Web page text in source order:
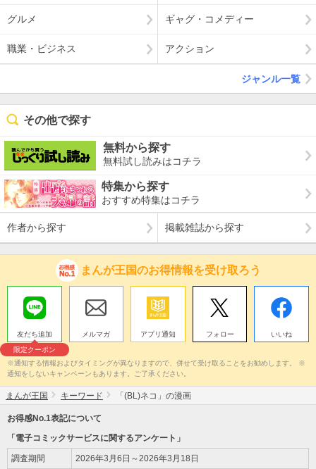
グルメ ギャグ・コメディー
職業・ビジネス アクション
ジャンル一覧
その他で探す
無料から探す
無料試し読みはコチラ
特集から探す
おすすめ特集はコチラ
作者から探す 掲載雑誌から探す
まんが王国のお得情報を受け取ろう
友だち追加
限定クーポン
メルマガ アプリ通知 フォロー いいね
※通知する情報およびタイミングが異なりますので、併せて受け取ることをお勧めします。 ※
通知をしないキャンペーンもあります。ご了承ください。
まんが王国 キーワード 「(BL)ネコ」の漫画
お得感No.1表記について
「電子コミックサービスに関するアンケート」
調査期間 2026年3月6日～2026年3月18日